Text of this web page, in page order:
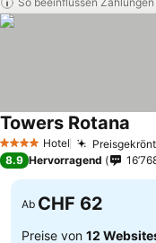
4 Sterne Hotel
Towers Rotana
8.9 Hervorragend
Ab CHF 62
Preise von 12